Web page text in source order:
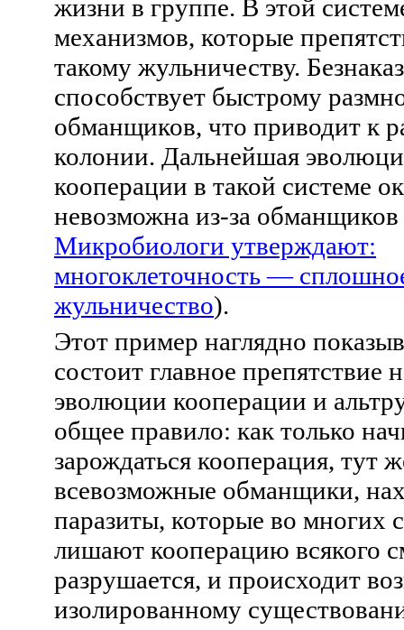
жизни в группе. В этой
механизмов, которые
такому жульничеству.
способствует быстрому
обманщиков, что приводит к
колонии. Дальнейшая
кооперации в такой системе
невозможна из-за
Микробиологи утверждают:
многоклеточность —
жульничество).
Этот пример наглядно
состоит главное препятствие
эволюции кооперации и
общее правило: как только
зарождаться кооперация, тут
всевозможные обманщики,
паразиты, которые во многих
лишают кооперацию всякого
разрушается, и происходит
изолированному